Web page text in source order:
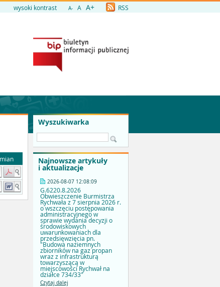
wysoki kontrast A- A A+ RSS
Wyszukiwarka
Najnowsze artykuły
i aktualizacje
2026-08-07 12:08:09
G.6220.8.2026
Obwieszczenie Burmistrza
Rychwała z 7 sierpnia 2026 r.
o wszczęciu postępowania
administracyjnego w
sprawie wydania decyzji o
środowiskowych
uwarunkowaniach dla
przedsięwzięcia pn.
"Budowa naziemnych
zbiorników na gaz propan
wraz z infrastrukturą
towarzyszącą w
miejscowości Rychwał na
działce 734/33"
Czytaj dalej